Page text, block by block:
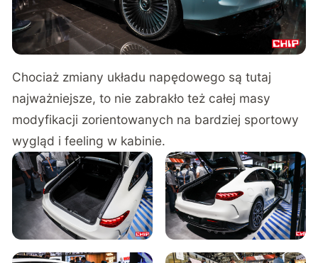
Chociaż zmiany układu napędowego są tutaj
najważniejsze, to nie zabrakło też całej masy
modyfikacji zorientowanych na bardziej sportowy
wygląd i feeling w kabinie.